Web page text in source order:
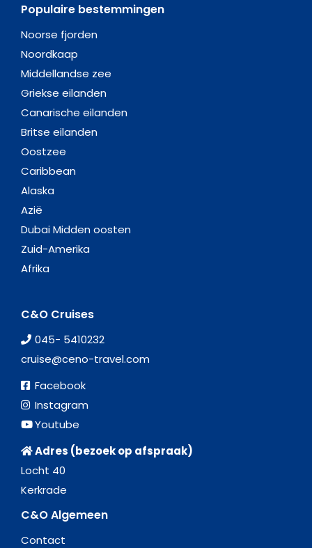
Populaire bestemmingen
Noorse fjorden
Noordkaap
Middellandse zee
Griekse eilanden
Canarische eilanden
Britse eilanden
Oostzee
Caribbean
Alaska
Azië
Dubai Midden oosten
Zuid-Amerika
Afrika
C&O Cruises
045- 5410232
cruise@ceno-travel.com
Facebook
Instagram
Youtube
Adres (bezoek op afspraak)
Locht 40
Kerkrade
C&O Algemeen
Contact